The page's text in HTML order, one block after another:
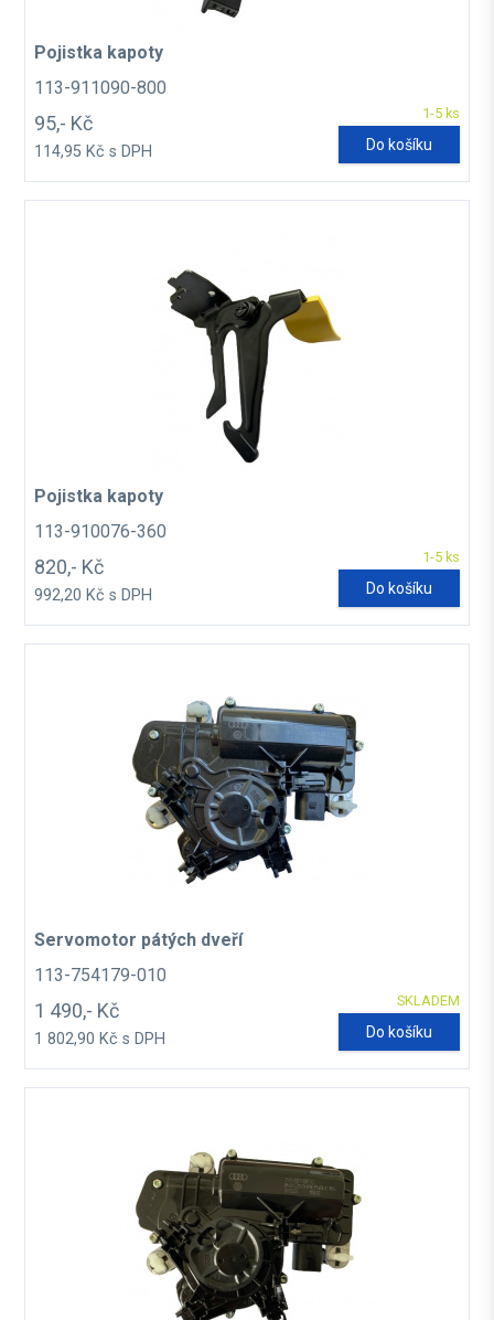
Pojistka kapoty
113-911090-800
1-5 ks
95,- Kč
114,95 Kč s DPH Do košíku
Pojistka kapoty
113-910076-360
1-5 ks
820,- Kč
992,20 Kč s DPH Do košíku
Servomotor pátých dveří
113-754179-010
SKLADEM
1 490,- Kč
1 802,90 Kč s DPH Do košíku